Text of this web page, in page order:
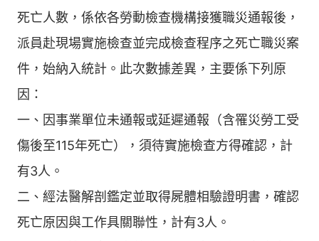
死亡人數，係依各勞動檢查機構接獲職災通報後，
派員赴現場實施檢查並完成檢查程序之死亡職災案
件，始納入統計。此次數據差異，主要係下列原
因：
一、因事業單位未通報或延遲通報（含罹災勞工受
傷後至115年死亡），須待實施檢查方得確認，計
有3人。
二、經法醫解剖鑑定並取得屍體相驗證明書，確認
死亡原因與工作具關聯性，計有3人。